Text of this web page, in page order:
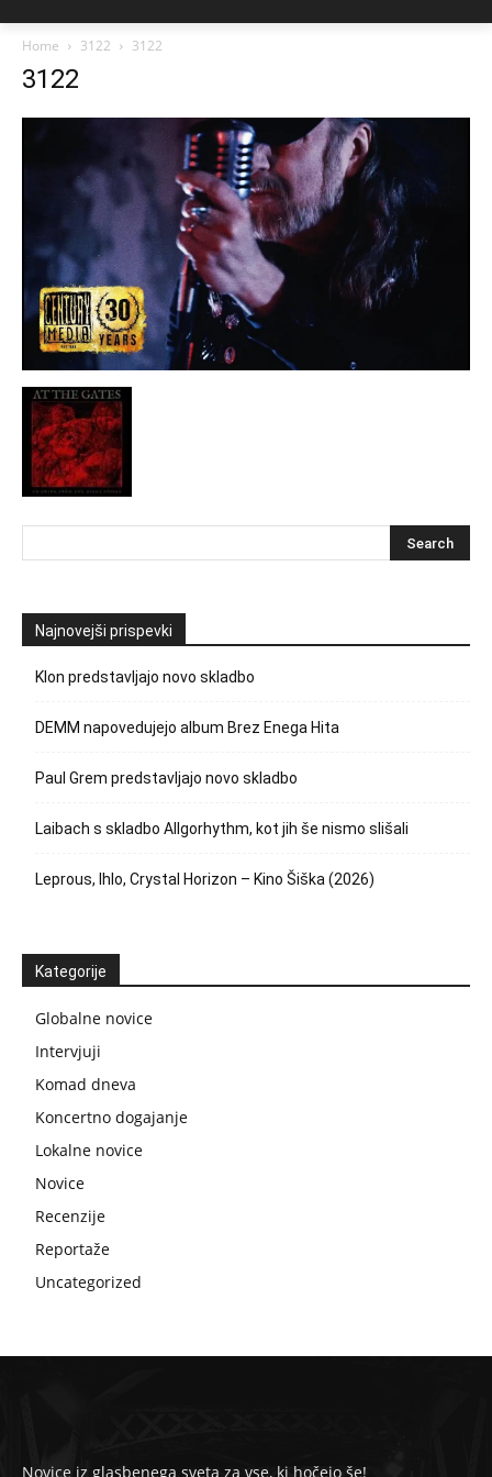
Home 3122 3122
3122
Najnovejši prispevki
Klon predstavljajo novo skladbo
DEMM napovedujejo album Brez Enega Hita
Paul Grem predstavljajo novo skladbo
Laibach s skladbo Allgorhythm, kot jih še nismo slišali
Leprous, Ihlo, Crystal Horizon – Kino Šiška (2026)
Kategorije
Globalne novice
Intervjuji
Komad dneva
Koncertno dogajanje
Lokalne novice
Novice
Recenzije
Reportaže
Uncategorized
Novice iz glasbenega sveta za vse, ki hočejo še!